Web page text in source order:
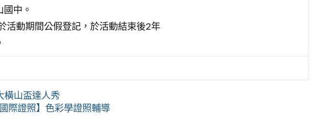
中。
活動期間公假登記，於活動結束後2年
橫山盃達人秀
際證照】色彩學證照輔導